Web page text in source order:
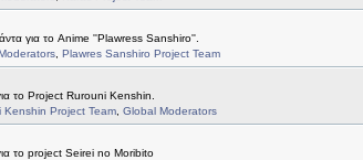
για το Anime ''Plawress Sanshiro''.
, Plawres Sanshiro Project Team
το Project Rurouni Kenshin.
Kenshin Project Team, Global Moderators
το project Seirei no Moribito